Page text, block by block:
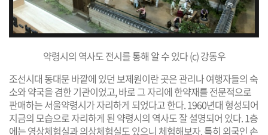
약령시의 역사도 전시를 통해 알 수 있다 (c) 강동우
조선시대 동대문 바깥에 있던 보제원이란 곳은 관리나 여행자들의 숙
소와 약국을 겸한 기관이었고, 바로 그 자리에 한약재를 전문적으로
판매하는 서울약령시가 자리하게 되었다고 한다. 1960년대 형성되어
지금의 모습으로 자리하게 된 약령시의 역사도 잘 설명되어 있다. 1층
에는 영상체험실과 의상체험실도 있으니 체험해보자. 특히 외국인 손